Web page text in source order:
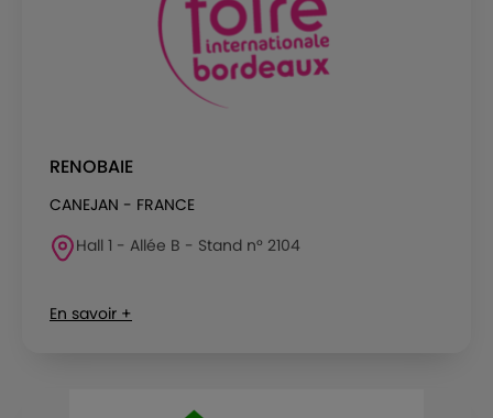
RENOBAIE
CANEJAN - FRANCE
Hall 1 - Allée B - Stand n° 2104
En savoir +